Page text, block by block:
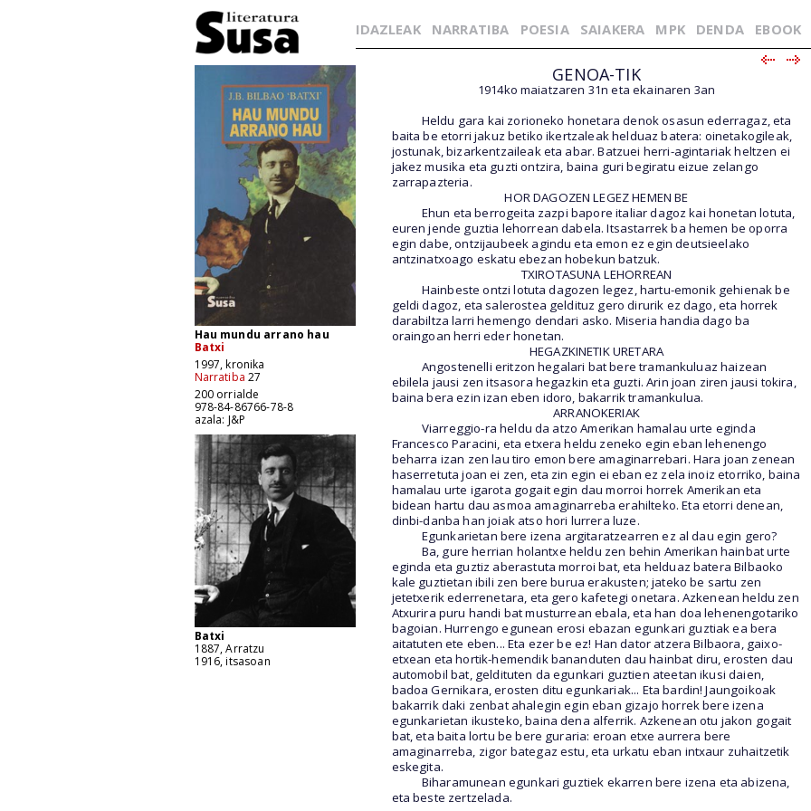
Hau mundu arrano hau
Batxi
1997, kronika
Narratiba 27
200 orrialde
978-84-86766-78-8
azala: J&P
Batxi
1887, Arratzu
1916, itsasoan
IDAZLEAK NARRATIBA POESIA SAIAKERA MPK DENDA EBOOK
GENOA-TIK
1914ko maiatzaren 31n eta ekainaren 3an
Heldu gara kai zorioneko honetara denok osasun ederragaz, eta
baita be etorri jakuz betiko ikertzaleak helduaz batera: oinetakogileak,
jostunak, bizarkentzaileak eta abar. Batzuei herri-agintariak heltzen ei
jakez musika eta guzti ontzira, baina guri begiratu eizue zelango
zarrapazteria.
HOR DAGOZEN LEGEZ HEMEN BE
Ehun eta berrogeita zazpi bapore italiar dagoz kai honetan lotuta,
euren jende guztia lehorrean dabela. Itsastarrek ba hemen be oporra
egin dabe, ontzijaubeek agindu eta emon ez egin deutsieelako
antzinatxoago eskatu ebezan hobekun batzuk.
TXIROTASUNA LEHORREAN
Hainbeste ontzi lotuta dagozen legez, hartu-emonik gehienak be
geldi dagoz, eta salerostea geldituz gero dirurik ez dago, eta horrek
darabiltza larri hemengo dendari asko. Miseria handia dago ba
oraingoan herri eder honetan.
HEGAZKINETIK URETARA
Angostenelli eritzon hegalari bat bere tramankuluaz haizean
ebilela jausi zen itsasora hegazkin eta guzti. Arin joan ziren jausi tokira,
baina bera ezin izan eben idoro, bakarrik tramankulua.
ARRANOKERIAK
Viarreggio-ra heldu da atzo Amerikan hamalau urte eginda
Francesco Paracini, eta etxera heldu zeneko egin eban lehenengo
beharra izan zen lau tiro emon bere amaginarrebari. Hara joan zenean
haserretuta joan ei zen, eta zin egin ei eban ez zela inoiz etorriko, baina
hamalau urte igarota gogait egin dau morroi horrek Amerikan eta
bidean hartu dau asmoa amaginarreba erahilteko. Eta etorri denean,
dinbi-danba han joiak atso hori lurrera luze.
Egunkarietan bere izena argitaratzearren ez al dau egin gero?
Ba, gure herrian holantxe heldu zen behin Amerikan hainbat urte
eginda eta guztiz aberastuta morroi bat, eta helduaz batera Bilbaoko
kale guztietan ibili zen bere burua erakusten; jateko be sartu zen
jetetxerik ederrenetara, eta gero kafetegi onetara. Azkenean heldu zen
Atxurira puru handi bat musturrean ebala, eta han doa lehenengotariko
bagoian. Hurrengo egunean erosi ebazan egunkari guztiak ea bera
aitatuten ete eben... Eta ezer be ez! Han dator atzera Bilbaora, gaixo-
etxean eta hortik-hemendik bananduten dau hainbat diru, erosten dau
automobil bat, geldituten da egunkari guztien ateetan ikusi daien,
badoa Gernikara, erosten ditu egunkariak... Eta bardin! Jaungoikoak
bakarrik daki zenbat ahalegin egin eban gizajo horrek bere izena
egunkarietan ikusteko, baina dena alferrik. Azkenean otu jakon gogait
bat, eta baita lortu be bere guraria: eroan etxe aurrera bere
amaginarreba, zigor bategaz estu, eta urkatu eban intxaur zuhaitzetik
eskegita.
Biharamunean egunkari guztiek ekarren bere izena eta abizena,
eta beste zertzelada.